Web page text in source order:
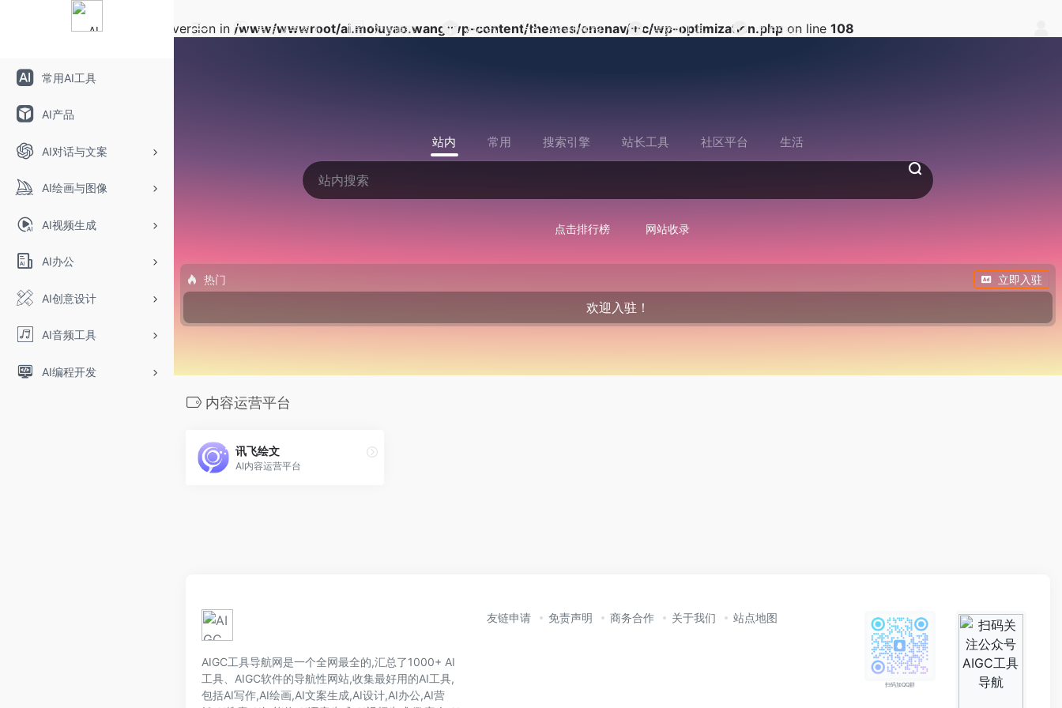
: Array to string conversion in /www/wwwroot/ai.moluyao.wang/wp-content/themes/onenav/inc/wp-optimization.php on line 108
常用AI工具
AI产品
AI对话与文案
AI绘画与图像
AI视频生成
AI办公
AI创意设计
AI音频工具
AI编程开发
自定义书签页 文章博客 AI产品 AI行业快报 提交AI工具 中户中心
站内 常用 搜索引擎 站长工具 社区平台 生活
点击排行榜 网站收录
热门 立即入驻
欢迎入驻！
内容运营平台
讯飞绘文
AI内容运营平台
AIGC工具导航网是一个全网最全的,汇总了1000+ AI
工具、AIGC软件的导航性网站,收集最好用的AI工具,
包括AI写作,AI绘画,AI文案生成,AI设计,AI办公,AI营
友链申请 免责声明 商务合作 关于我们 站点地图
扫码加QQ群